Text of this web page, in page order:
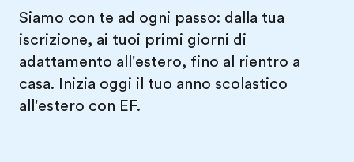
Siamo con te ad ogni passo: dalla tua
iscrizione, ai tuoi primi giorni di
adattamento all'estero, fino al rientro a
casa. Inizia oggi il tuo anno scolastico
all'estero con EF.